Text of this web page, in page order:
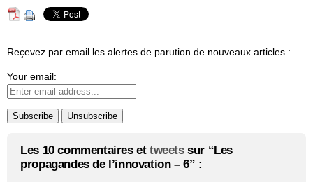
Reçevez par email les alertes de parution de nouveaux articles :
Your email:
Les 10 commentaires et tweetssur “Les
propagandes de l’innovation – 6” :